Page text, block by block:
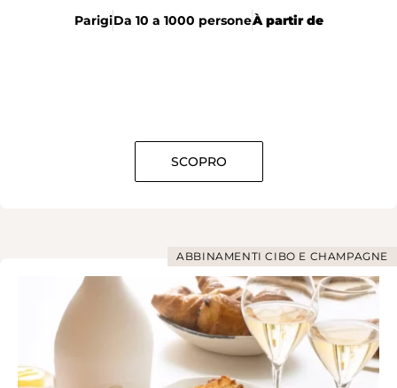
ParigiDa 10 a 1000 personeÀ partir de
SCOPRO
ABBINAMENTI CIBO E CHAMPAGNE